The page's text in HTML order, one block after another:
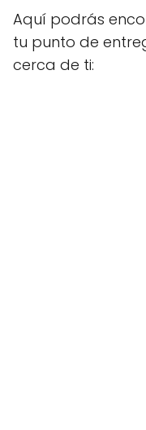
Aquí podrás
tu punto de
cerca de ti: